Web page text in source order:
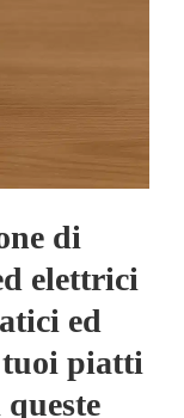
di
elettrici
ed
tuoi piatti